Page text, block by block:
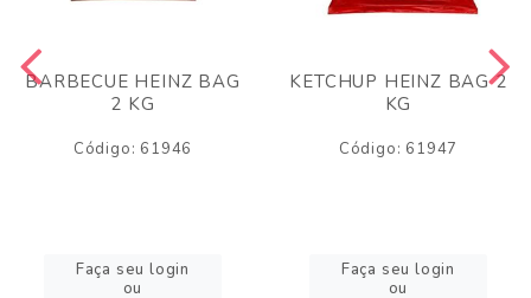
BARBECUE HEINZ BAG
2 KG
Código: 61946
Faça seu login
ou
KETCHUP HEINZ BAG 2
KG
Código: 61947
Faça seu login
ou